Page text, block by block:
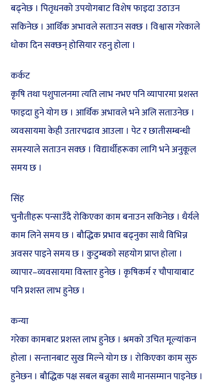
बढ्नेछ । पितृधनको उपयोगबाट विशेष फाइदा उठाउन
सकिनेछ । आर्थिक अभावले सताउन सक्छ । विश्वास गरेकाले
धोका दिन सक्छन् होसियार रहनु होला ।
कर्कट
कृषि तथा पशुपालनमा त्यति लाभ नभए पनि व्यापारमा प्रशस्त
फाइदा हुने योग छ । आर्थिक अभावले भने अलि सताउनेछ ।
व्यवसायमा केही उतारचढाव आउला । पेट र छातीसम्बन्धी
समस्याले सताउन सक्छ । विद्यार्थीहरूका लागि भने अनुकूल
समय छ ।
सिंह
चुनौतीहरू पन्साउँदै रोकिएका काम बनाउन सकिनेछ । धैर्यले
काम लिने समय छ । बौद्धिक प्रभाव बढ्नुका साथै विभिन्न
अवसर पाइने समय छ । कुटुम्बको सहयोग प्राप्त होला ।
व्यापार–व्यवसायमा विस्तार हुनेछ । कृषिकर्म र चौपायाबाट
पनि प्रशस्त लाभ हुनेछ ।
कन्या
गरेका कामबाट प्रशस्त लाभ हुनेछ । श्रमको उचित मूल्यांकन
होला । सन्तानबाट सुख मिल्ने योग छ । रोकिएका काम सुरु
हुनेछन । बौद्धिक पक्ष सबल बन्नुका साथै मानसम्मान पाइनेछ ।